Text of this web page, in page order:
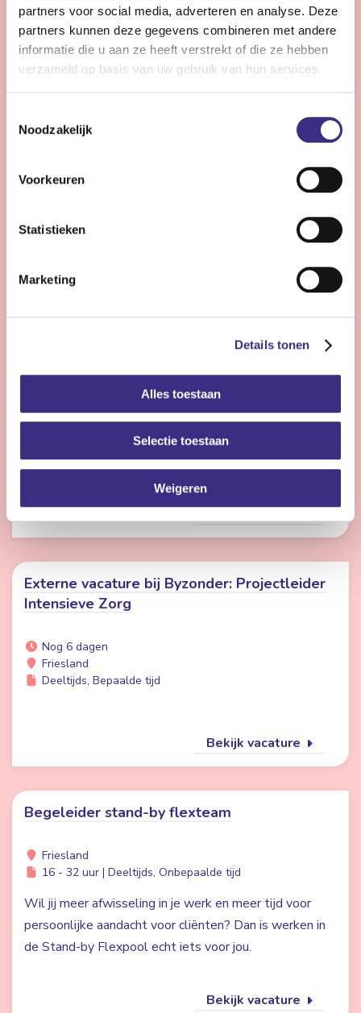
partners voor social media, adverteren en analyse. Deze
partners kunnen deze gegevens combineren met andere
informatie die u aan ze heeft verstrekt of die ze hebben
verzameld op basis van uw gebruik van hun services.
Noodzakelijk
Voorkeuren
Statistieken
Marketing
Details tonen
Alles toestaan
Selectie toestaan
Weigeren
Pedagogisch medewerker -
kinderdagcentrum - Heerenveen
Heerenveen
Wil jij samen met ons bouwen aan een omgeving
Bekijk vacature
Persoonlijk begeleider - Buitenpost
Ben jij een enthousiaste persoonlijk begeleider die
energie krijgt van ontwikkeling, vernieuwing en het
begeleiden van cliënten naar een zo goed mogelijk
leven? Dan zijn wij op zoek naar jou!
Externe vacature bij Byzonder: Projectleider
Intensieve Zorg
Nog 6 dagen
Friesland
Deeltijds, Bepaalde tijd
Bekijk vacature
Begeleider stand-by flexteam
Friesland
16 - 32 uur | Deeltijds, Onbepaalde tijd
Wil jij meer afwisseling in je werk en meer tijd voor
persoonlijke aandacht voor cliënten? Dan is werken in
de Stand-by Flexpool echt iets voor jou.
Bekijk vacature